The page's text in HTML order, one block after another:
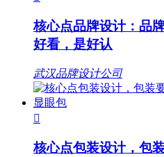
核心点品牌设计：品
好看，是好认
武汉品牌设计公司

核心点包装设计，包